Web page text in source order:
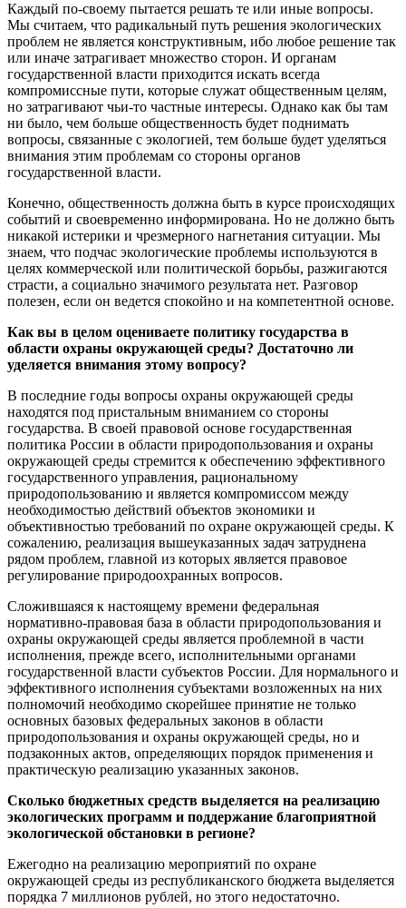
Каждый по-своему пытается решать те или иные вопросы.
Мы считаем, что радикальный путь решения экологических
проблем не является конструктивным, ибо любое решение так
или иначе затрагивает множество сторон. И органам
государственной власти приходится искать всегда
компромиссные пути, которые служат общественным целям,
но затрагивают чьи-то частные интересы. Однако как бы там
ни было, чем больше общественность будет поднимать
вопросы, связанные с экологией, тем больше будет уделяться
внимания этим проблемам со стороны органов
государственной власти.
Конечно, общественность должна быть в курсе происходящих
событий и своевременно информирована. Но не должно быть
никакой истерики и чрезмерного нагнетания ситуации. Мы
знаем, что подчас экологические проблемы используются в
целях коммерческой или политической борьбы, разжигаются
страсти, а социально значимого результата нет. Разговор
полезен, если он ведется спокойно и на компетентной основе.
Как вы в целом оцениваете политику государства в
области охраны окружающей среды? Достаточно ли
уделяется внимания этому вопросу?
В последние годы вопросы охраны окружающей среды
находятся под пристальным вниманием со стороны
государства. В своей правовой основе государственная
политика России в области природопользования и охраны
окружающей среды стремится к обеспечению эффективного
государственного управления, рациональному
природопользованию и является компромиссом между
необходимостью действий объектов экономики и
объективностью требований по охране окружающей среды. К
сожалению, реализация вышеуказанных задач затруднена
рядом проблем, главной из которых является правовое
регулирование природоохранных вопросов.
Сложившаяся к настоящему времени федеральная
нормативно-правовая база в области природопользования и
охраны окружающей среды является проблемной в части
исполнения, прежде всего, исполнительными органами
государственной власти субъектов России. Для нормального и
эффективного исполнения субъектами возложенных на них
полномочий необходимо скорейшее принятие не только
основных базовых федеральных законов в области
природопользования и охраны окружающей среды, но и
подзаконных актов, определяющих порядок применения и
практическую реализацию указанных законов.
Сколько бюджетных средств выделяется на реализацию
экологических программ и поддержание благоприятной
экологической обстановки в регионе?
Ежегодно на реализацию мероприятий по охране
окружающей среды из республиканского бюджета выделяется
порядка 7 миллионов рублей, но этого недостаточно.